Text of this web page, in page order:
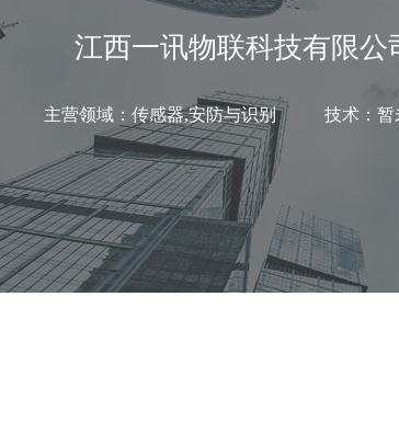
江西一讯物联科技有限公
主营领域：传感器,安防与识别 技术：暂